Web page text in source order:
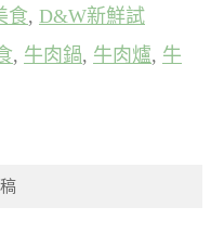
食, D&W新鮮試
, 牛肉鍋, 牛肉爐, 牛